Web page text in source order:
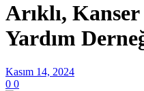
Arıklı,
Yardım
Kasım 14, 2024
0 0